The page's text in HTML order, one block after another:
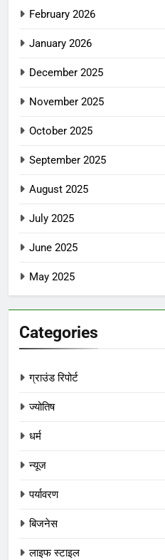
February 2026
January 2026
December 2025
November 2025
October 2025
September 2025
August 2025
July 2025
June 2025
May 2025
Categories
ग्राउंड रिपोर्ट
ज्योतिष
धर्म
न्यूज
पर्यावरण
बिजनेस
लाइफ स्टाइल